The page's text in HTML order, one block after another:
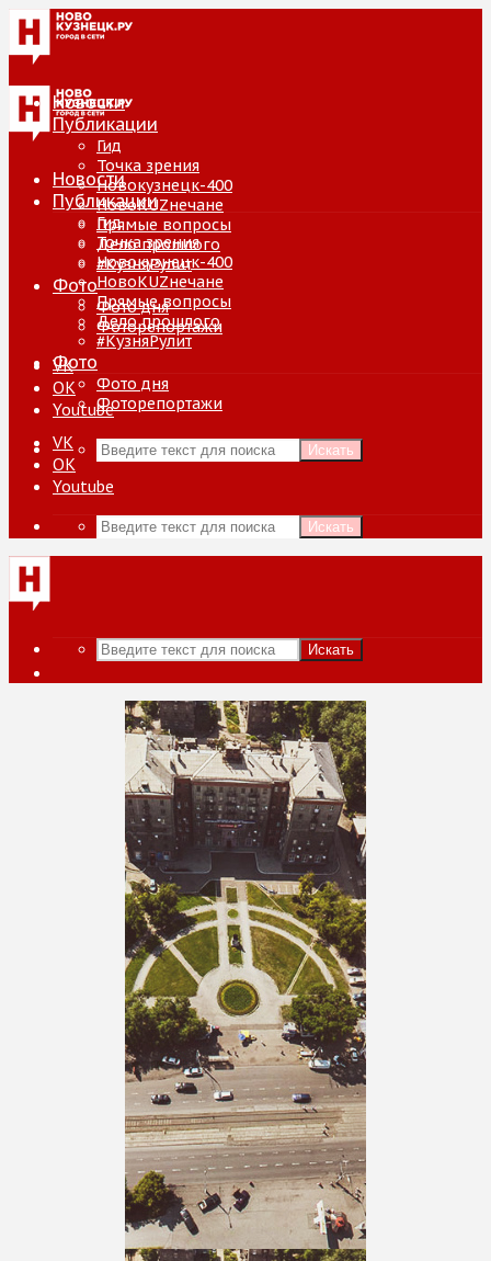
Новости
Публикации
Гид
Точка зрения
Новокузнецк-400
НовоKUZнечане
Прямые вопросы
Дело прошлого
#КузняРулит
Фото
Фото дня
Фоторепортажи
VK
ОК
Youtube
Искать
Новости
Публикации
Гид
Точка зрения
Новокузнецк-400
НовоKUZнечане
Прямые вопросы
Дело прошлого
#КузняРулит
Фото
Фото дня
Фоторепортажи
VK
ОК
Youtube
Искать
Искать